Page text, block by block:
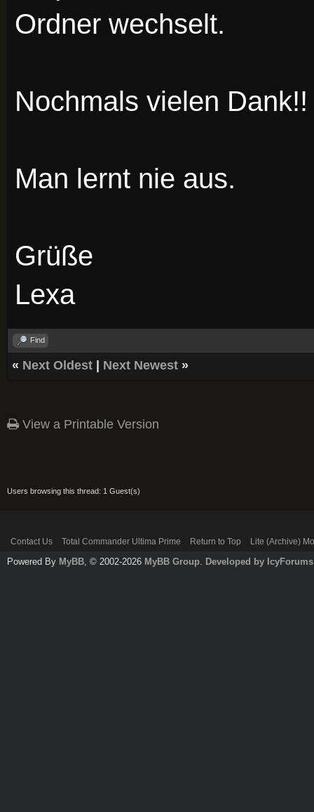
Ordner wechselt.
Nochmals vielen Dank!!
Man lernt nie aus.
Grüße
Lexa
Find
« Next Oldest Next Newest »
View a Printable Version
Users browsing this thread: 1 Guest(s)
Contact Us Total Commander Ultima Prime Return to Top Lite (Archive)
Powered By MyBB, © 2002-2026 MyBB Group. Developed by IcyForums